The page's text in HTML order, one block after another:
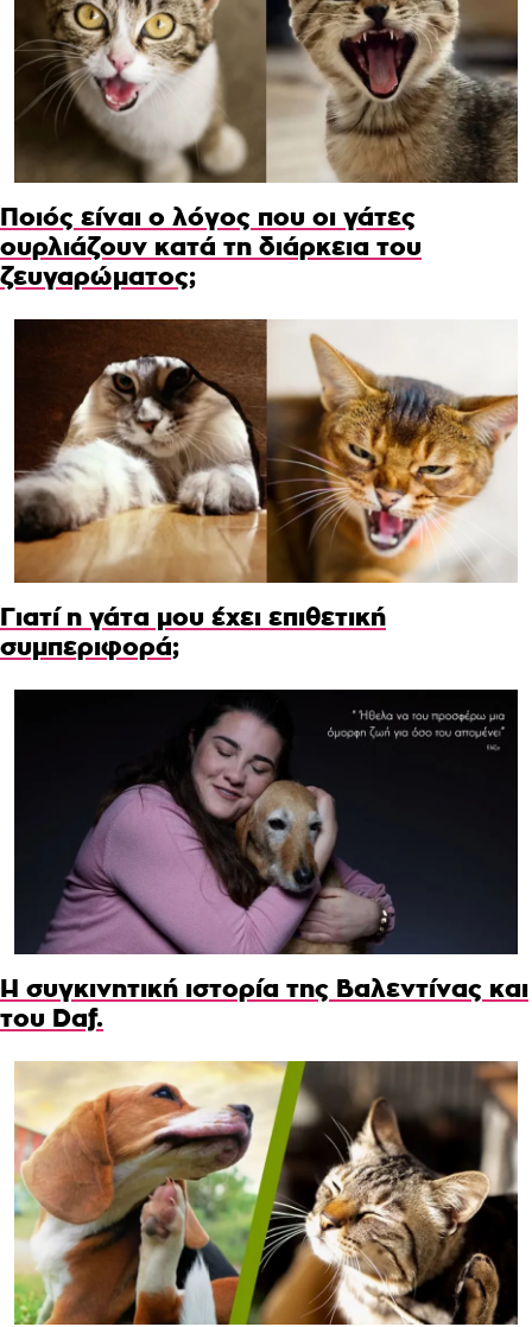
Ποιός είναι ο λόγος που οι γάτες
ουρλιάζουν κατά τη διάρκεια του
ζευγαρώματος;
Γιατί η γάτα μου έχει επιθετική
συμπεριφορά;
Η συγκινητική ιστορία της Βαλεντίνας και
του Daf.